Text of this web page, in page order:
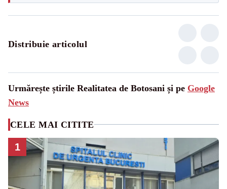
Distribuie articolul
Urmărește știrile Realitatea de Botosani și pe Google
News
CELE MAI CITITE
1